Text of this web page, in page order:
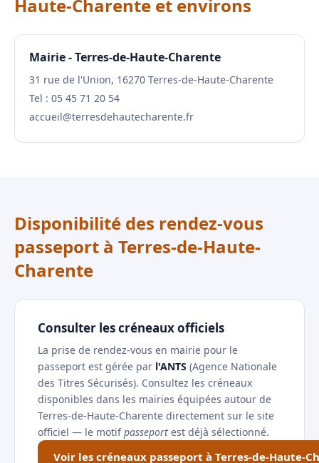
Haute-Charente et environs
Mairie - Terres-de-Haute-Charente
31 rue de l'Union, 16270 Terres-de-Haute-Charente
Tel : 05 45 71 20 54
accueil@terresdehautecharente.fr
Disponibilité des rendez-vous
passeport à Terres-de-Haute-
Charente
Consulter les créneaux officiels
La prise de rendez-vous en mairie pour le
passeport est gérée par l'ANTS (Agence Nationale
des Titres Sécurisés). Consultez les créneaux
disponibles dans les mairies équipées autour de
Terres-de-Haute-Charente directement sur le site
officiel — le motifpasseport est déjà sélectionné.
Voir les créneaux passeport à Terres-de-Haute-